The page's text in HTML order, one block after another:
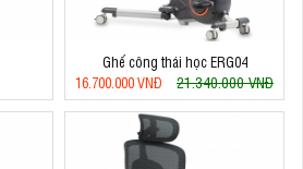
Ghế công thái học ERG04
16.700.000 VNĐ
21.340.000 VNĐ